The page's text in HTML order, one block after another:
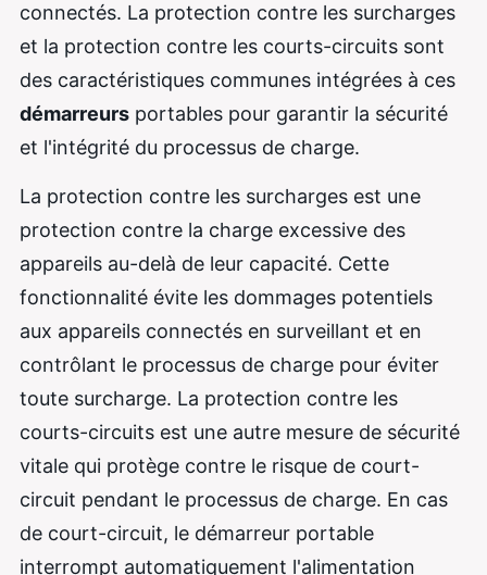
connectés. La protection contre les surcharges
et la protection contre les courts-circuits sont
des caractéristiques communes intégrées à ces
démarreurs portables pour garantir la sécurité
et l'intégrité du processus de charge.
La protection contre les surcharges est une
protection contre la charge excessive des
appareils au-delà de leur capacité. Cette
fonctionnalité évite les dommages potentiels
aux appareils connectés en surveillant et en
contrôlant le processus de charge pour éviter
toute surcharge. La protection contre les
courts-circuits est une autre mesure de sécurité
vitale qui protège contre le risque de court-
circuit pendant le processus de charge. En cas
de court-circuit, le démarreur portable
interrompt automatiquement l'alimentation